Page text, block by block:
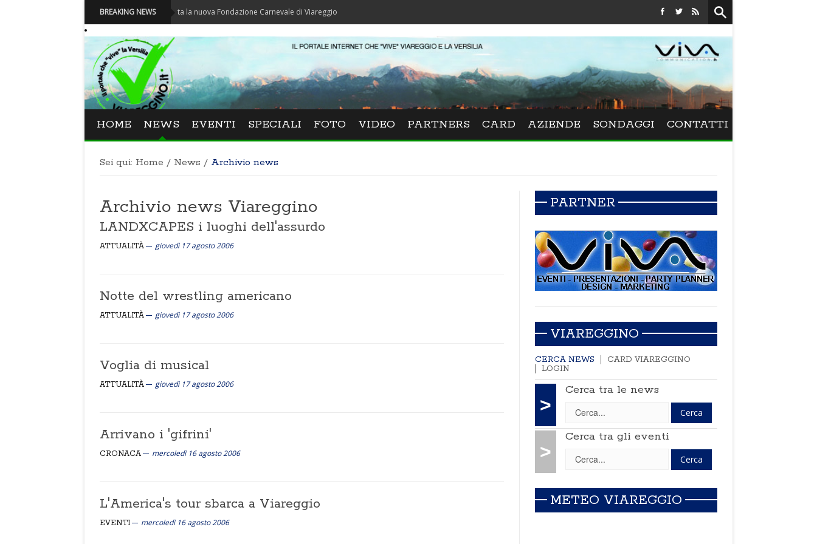
BREAKING NEWS
Carnevale - Nominata la nuova Fondazione Carnevale di Viareggio Festival La Versiliana - La direttrice lucchese Beatrice
HOME NEWS EVENTI SPECIALI FOTO VIDEO PARTNERS CARD AZIENDE SONDAGGI CONTATTI
Sei qui: Home / News / Archivio news
Archivio news Viareggino
LANDXCAPES i luoghi dell'assurdo
ATTUALITÀ giovedì 17 agosto 2006
Notte del wrestling americano
ATTUALITÀ giovedì 17 agosto 2006
Voglia di musical
ATTUALITÀ giovedì 17 agosto 2006
Arrivano i 'gifrini'
CRONACA mercoledì 16 agosto 2006
L'America's tour sbarca a Viareggio
EVENTI mercoledì 16 agosto 2006
PARTNER
VIAREGGINO
CERCA NEWS
CARD VIAREGGINO
LOGIN
>
Cerca tra le news
>
Cerca tra gli eventi
METEO VIAREGGIO